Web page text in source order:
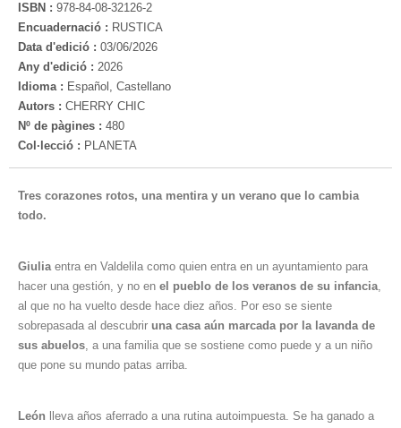
ISBN : 978-84-08-32126-2
Encuadernació : RUSTICA
Data d'edició : 03/06/2026
Any d'edició : 2026
Idioma : Español, Castellano
Autors : CHERRY CHIC
Nº de pàgines : 480
Col·lecció : PLANETA
Tres corazones rotos, una mentira y un verano que lo cambia
todo.
Giuliaentra en Valdelila como quien entra en un ayuntamiento para
hacer una gestión, y no en el pueblo de los veranos de su infancia,
al que no ha vuelto desde hace diez años. Por eso se siente
sobrepasada al descubrir una casa aún marcada por la lavanda de
sus abuelos, a una familia que se sostiene como puede y a un niño
que pone su mundo patas arriba.
León lleva años aferrado a una rutina autoimpuesta. Se ha ganado a